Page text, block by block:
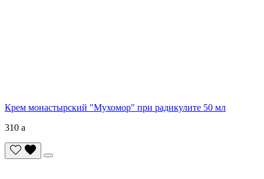
Крем монастырский "Мухомор" при радикулите 50 мл
310 a